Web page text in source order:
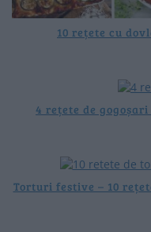
10 rețete cu
4 rețete de
Torturi festive – 10